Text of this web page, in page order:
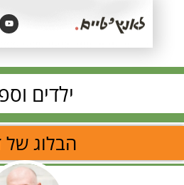
ילדים וספורט
הבלוג של דודו